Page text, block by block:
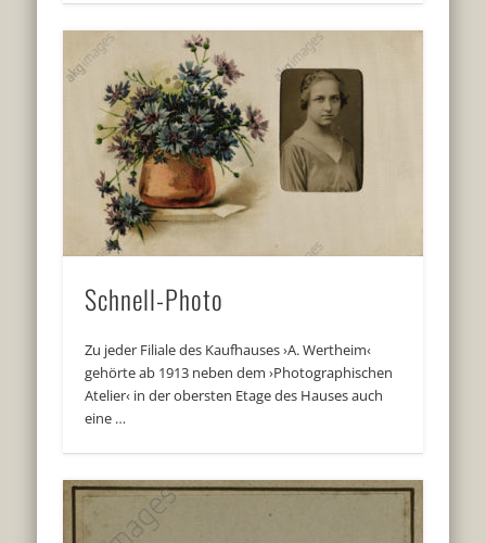
Schnell-Photo
Zu jeder Filiale des Kaufhauses ›A. Wertheim‹
gehörte ab 1913 neben dem ›Photographischen
Atelier‹ in der obersten Etage des Hauses auch
eine …